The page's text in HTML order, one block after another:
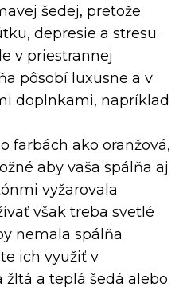
šedej, pretože
depresie a stresu.
v priestrannej
pôsobí luxusne a v
doplnkami, napríklad
farbách ako oranžová,
aby vaša spálňa aj
vyžarovala
však treba svetlé
nemala spálňa
ich využiť v
a teplá šedá alebo